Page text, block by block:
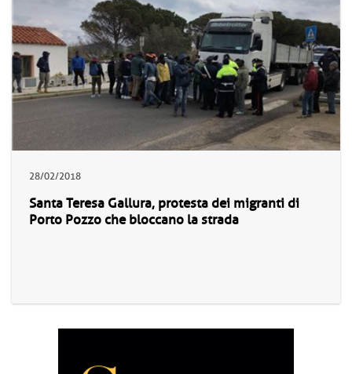
28/02/2018
Santa Teresa Gallura, protesta dei migranti di
Porto Pozzo che bloccano la strada